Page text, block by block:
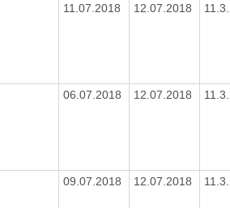
11.07.2018 12.07.2018
06.07.2018 12.07.2018
09.07.2018 12.07.2018